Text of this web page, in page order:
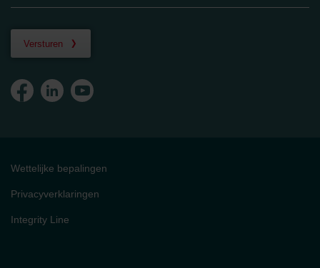
Versturen
Wettelijke bepalingen
Privacyverklaringen
Integrity Line